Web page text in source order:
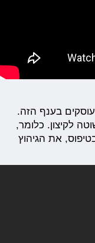
בענף הזה.
לקיצון. כלומר,
את הגיהוץ